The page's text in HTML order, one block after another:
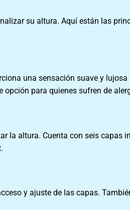
su altura. Aquí están las
una sensación suave y
opción para quienes sufren de
la altura. Cuenta con seis capas
y ajuste de las capas.